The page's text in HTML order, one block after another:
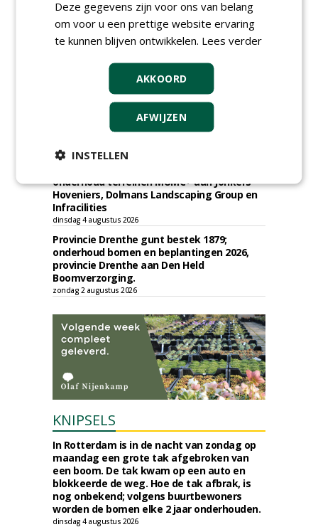
vrijdag 7 augustus 2026
Gemeente Tilburg gunt ecologische
verbindingszone Zwaluwenbunders en
Groenprojecten
Gemeente Eindhoven gunt groot
onderhoud ''Stedelijk bos'' binnen de
bebouwingscontour houtkap aan
Boomrooierij Weijtmans.
donderdag 6 augustus 2026
onderhoud terreinen MUMC+ aan Jonkers
Hoveniers, Dolmans Landscaping Group en
Infracilities
dinsdag 4 augustus 2026
Provincie Drenthe gunt bestek 1879;
onderhoud bomen en beplantingen 2026,
provincie Drenthe aan Den Held
Boomverzorging.
zondag 2 augustus 2026
KNIPSELS
In Rotterdam is in de nacht van zondag op
maandag een grote tak afgebroken van
een boom. De tak kwam op een auto en
blokkeerde de weg. Hoe de tak afbrak, is
nog onbekend; volgens buurtbewoners
worden de bomen elke 2 jaar onderhouden.
dinsdag 4 augustus 2026
Deze gegevens zijn voor ons van belang
om voor u een prettige website ervaring
te kunnen blijven ontwikkelen. Lees verder
AKKOORD
AFWIJZEN
INSTELLEN